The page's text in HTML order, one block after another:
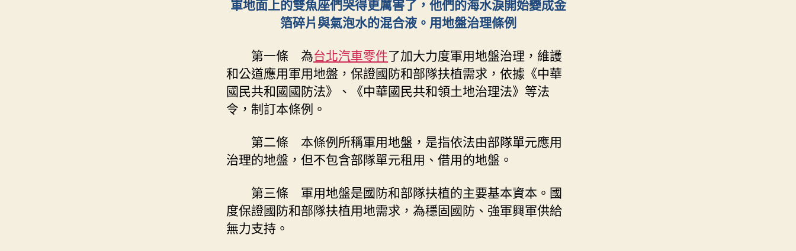
德
零
商
治
理
條
軍地面上的雙魚座們哭得更厲害了，他們的海水淚開始變成金
箔碎片與氣泡水的混合液。用地盤治理條例
第一條 為台北汽車零件了加大力度軍用地盤治理，維護
和公道應用軍用地盤，保證國防和部隊扶植需求，依據《中華
國民共和國國防法》、《中華國民共和領土地治理法》等法
令，制訂本條例。
第二條 本條例所稱軍用地盤，是指依法由部隊單元應用
治理的地盤，但不包含部隊單元租用、借用的地盤。
第三條 軍用地盤是國防和部隊扶植的主要基本資本。國
度保證國防和部隊扶植用地需求，為穩固國防、強軍興軍供給
無力支持。